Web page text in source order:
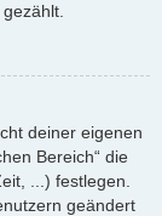
deiner eigenen
Bereich“ die
...) festlegen.
geändert